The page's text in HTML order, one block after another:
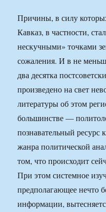
Причины, в силу
Кавказ, в частности,
нескучными» точками
сожаления. И в не
два десятка
произведено на свет
литературы об этом
большинстве —
познавательный ресурс
жанра политической
том, что происходит
При этом системное
предполагающее нечто
информации,